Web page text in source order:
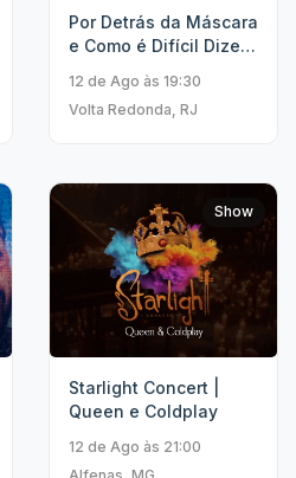
Por Detrás da Máscara
e Como é Difícil Dizer
12 de Ago às 19:30
Volta Redonda, RJ
Show
Starlight Concert |
Queen e Coldplay
12 de Ago às 21:00